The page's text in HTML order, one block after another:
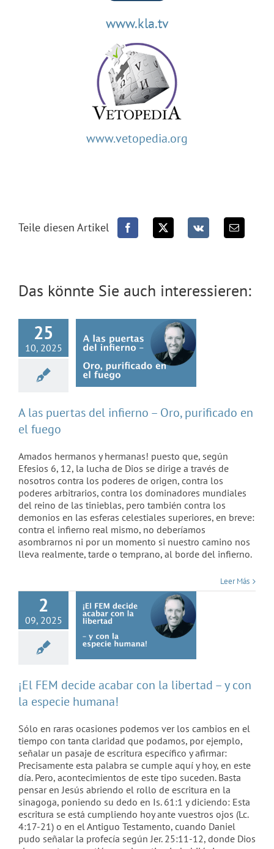
www.kla.tv
www.vetopedia.org
Teile diesen Artikel
Das könnte Sie auch interessieren:
25
10, 2025
purificado en el
fuego
A las puertas del infierno – Oro, purificado en
el fuego
Amados hermanos y hermanas! puesto que, según
Efesios 6, 12, la lucha de Dios se dirige a través de
nosotros contra los poderes de origen, contra los
poderes arbitrarios, contra los dominadores mundiales
del reino de las tinieblas, pero también contra los
demonios en las esferas celestiales superiores, en breve:
contra el infierno real mismo, no deberíamos
asombrarnos ni por un momento si nuestro camino nos
lleva realmente, tarde o temprano, al borde del infierno.
Leer Más
2
09, 2025
¡El FEM decide
acabar con la
especie humana!
¡El FEM decide acabar con la libertad – y con
la especie humana!
Sólo en raras ocasiones podemos ver los cambios en el
tiempo con tanta claridad que podamos, por ejemplo,
señalar un pasaje de escritura específico y afirmar:
Precisamente esta palabra se cumple aquí y hoy, en este
día. Pero, acontecimientos de este tipo suceden. Basta
pensar en Jesús abriendo el rollo de escritura en la
sinagoga, poniendo su dedo en Is. 61:1 y diciendo: Esta
escritura se está cumpliendo hoy ante vuestros ojos (Lc.
4:17-21) o en el Antiguo Testamento, cuando Daniel
pudo señalar la profecía según Jer. 25:11-12, donde Dios
«¡Desata privilegios
inimaginados!»–